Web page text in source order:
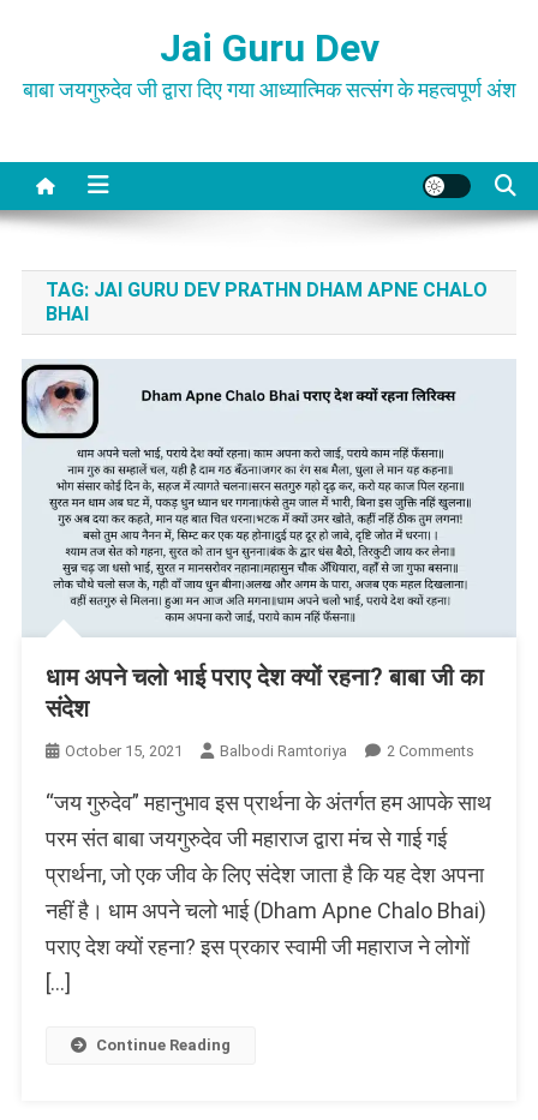
content
Jai Guru Dev
बाबा जयगुरुदेव जी द्वारा दिए गया आध्यात्मिक सत्संग के महत्वपूर्ण अंश
TAG: JAI GURU DEV PRATHN DHAM APNE CHALO
BHAI
धाम अपने चलो भाई पराए देश क्यों रहना? बाबा जी का
संदेश
October 15, 2021 Balbodi Ramtoriya 2 CommentsOn
अपने
पराए
देश
“जय गुरुदेव” महानुभाव इस प्रार्थना के अंतर्गत हम आपके साथ
परम संत बाबा जयगुरुदेव जी महाराज द्वारा मंच से गाई गई
प्रार्थना, जो एक जीव के लिए संदेश जाता है कि यह देश अपना
नहीं है। धाम अपने चलो भाई (Dham Apne Chalo Bhai)
पराए देश क्यों रहना? इस प्रकार स्वामी जी महाराज ने लोगों
[…]
Continue Reading